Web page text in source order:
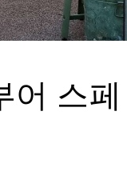
어 스페